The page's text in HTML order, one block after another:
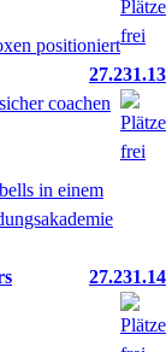
27.231.13
coachen
27.231.14